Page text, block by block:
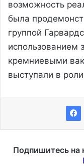
возможность
была
группой
использованием
кремниевыми
выступали в
Подпишитесь на